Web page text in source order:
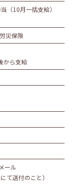
団体職員
郊
（10月一括支給）
災保険
から支給
ール
送付のこと）